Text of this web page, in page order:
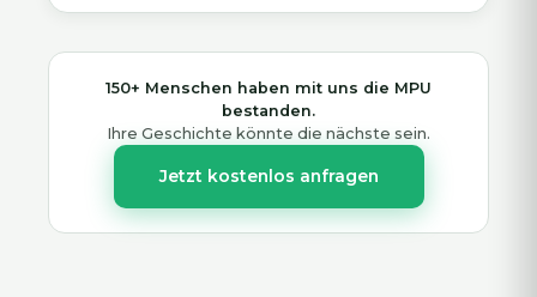
150+ Menschen haben mit uns die MPU
bestanden.
Ihre Geschichte könnte die nächste sein.
Jetzt kostenlos anfragen